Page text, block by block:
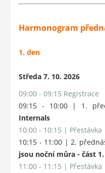
Harmonogram
1. den
Středa 7. 10. 2026
09:00 - 09:15 Registrace
09:15 - 10:00 | 1.
Internals
10:00 - 10:15 | Přestávka
10:15 - 11:00 | 2.
jsou noční můra - část 1.
11:00 - 11:15 | Přestávka